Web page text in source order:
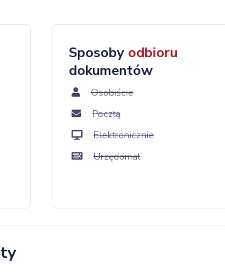
Sposoby odbioru
dokumentów
Osobiście
Pocztą
Elektronicznie
Urzędomat